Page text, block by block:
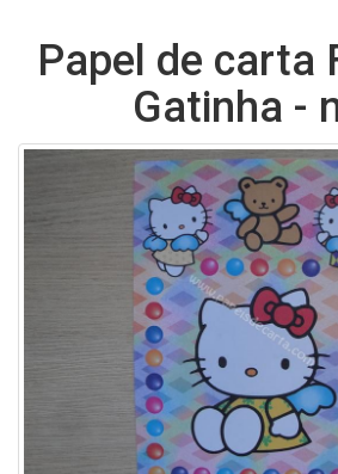
Papel de carta
Gatinha -